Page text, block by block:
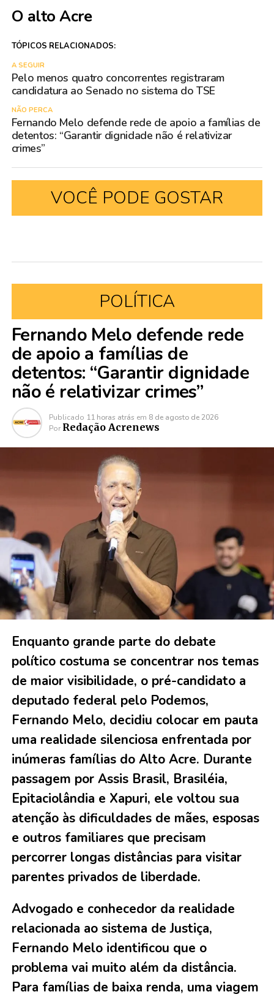
O alto Acre
TÓPICOS RELACIONADOS:
A SEGUIR
Pelo menos quatro concorrentes registraram
candidatura ao Senado no sistema do TSE
NÃO PERCA
Fernando Melo defende rede de apoio a famílias de
detentos: “Garantir dignidade não é relativizar
crimes”
VOCÊ PODE GOSTAR
POLÍTICA
Fernando Melo defende rede
de apoio a famílias de
detentos: “Garantir dignidade
não é relativizar crimes”
Publicado 11 horas atrás em 8 de agosto de 2026
Por Redação Acrenews
Enquanto grande parte do debate
político costuma se concentrar nos temas
de maior visibilidade, o pré-candidato a
deputado federal pelo Podemos,
Fernando Melo, decidiu colocar em pauta
uma realidade silenciosa enfrentada por
inúmeras famílias do Alto Acre. Durante
passagem por Assis Brasil, Brasiléia,
Epitaciolândia e Xapuri, ele voltou sua
atenção às dificuldades de mães, esposas
e outros familiares que precisam
percorrer longas distâncias para visitar
parentes privados de liberdade.
Advogado e conhecedor da realidade
relacionada ao sistema de Justiça,
Fernando Melo identificou que o
problema vai muito além da distância.
Para famílias de baixa renda, uma viagem